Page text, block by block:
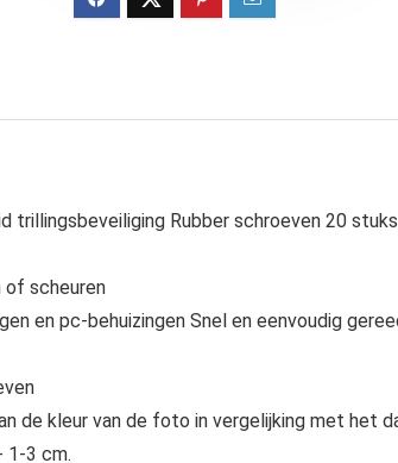
trillingsbeveiliging Rubber schroeven 20 stuks
of scheuren
en pc-behuizingen Snel en eenvoudig
de kleur van de foto in vergelijking met het
3 cm.